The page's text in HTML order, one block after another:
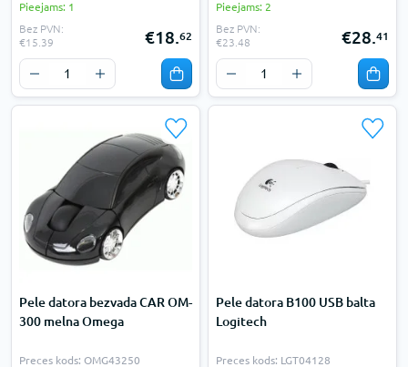
Pieejams: 1
Bez PVN:
€15.39
€18.62
Pieejams: 2
Bez PVN:
€23.48
€28.41
Pele datora bezvada CAR OM-
300 melna Omega
Preces kods: OMG43250
Pele datora B100 USB balta
Logitech
Preces kods: LGT04128